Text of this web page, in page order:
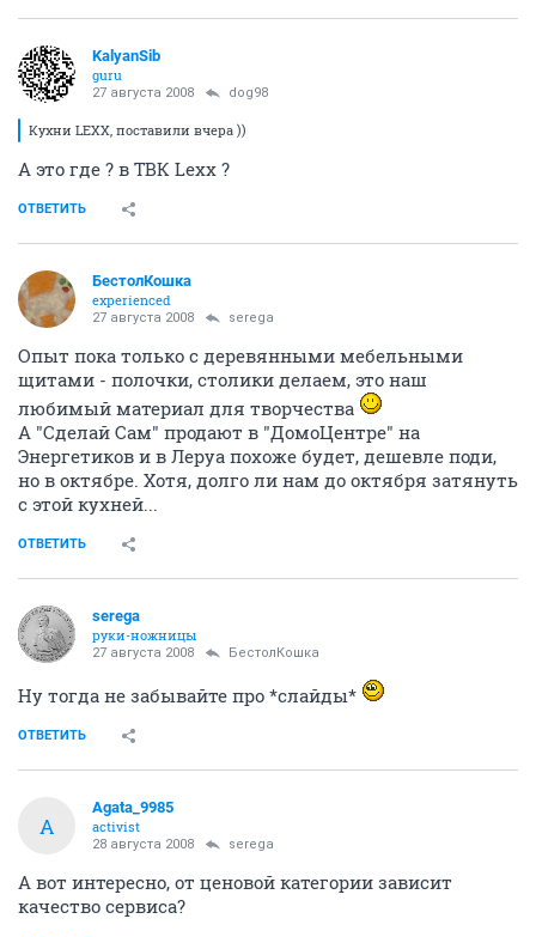
KalyanSib
guru
27 августа 2008 dog98
Кухни LEXX, поставили вчера ))
А это где ? в ТВК Lexx ?
ОТВЕТИТЬ
БестолКошка
experienced
27 августа 2008 serega
Опыт пока только с деревянными мебельными
щитами - полочки, столики делаем, это наш
любимый материал для творчества
А "Сделай Сам" продают в "ДомоЦентре" на
Энергетиков и в Леруа похоже будет, дешевле поди,
но в октябре. Хотя, долго ли нам до октября затянуть
с этой кухней...
ОТВЕТИТЬ
serega
руки-ножницы
27 августа 2008 БестолКошка
Ну тогда не забывайте про *слайды*
ОТВЕТИТЬ
A
Agata_9985
activist
28 августа 2008 serega
А вот интересно, от ценовой категории зависит
качество сервиса?